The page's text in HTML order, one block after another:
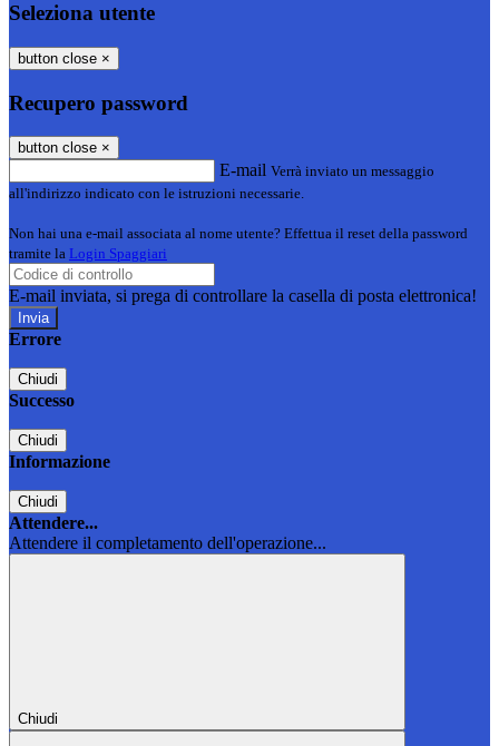
Seleziona utente
button close ×
Recupero password
button close ×
E-mail Verrà inviato un messaggio
all'indirizzo indicato con le istruzioni necessarie.
Non hai una e-mail associata al nome utente? Effettua il reset della password
tramite la Login Spaggiari
E-mail inviata, si prega di controllare la casella di posta elettronica!
Errore
Chiudi
Successo
Chiudi
Informazione
Chiudi
Attendere...
Attendere il completamento dell'operazione...
Chiudi